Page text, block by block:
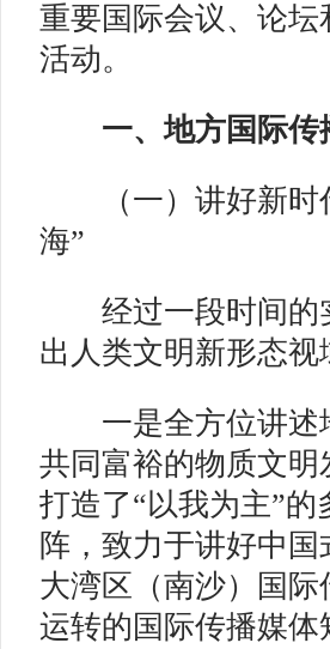
重要国际会议、论
活动。
一、地方国际
（一）讲好新
海”
经过一段时间的
出人类文明新形态
一是全方位讲述
共同富裕的物质文
打造了“以我为主”
阵，致力于讲好中
大湾区（南沙）国
运转的国际传播媒